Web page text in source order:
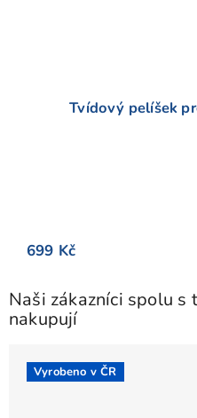
Tvídový pelíšek
je
5
hvězdiček.
699 Kč
Naši zákazníci spolu s
nakupují
Vyrobeno v ČR